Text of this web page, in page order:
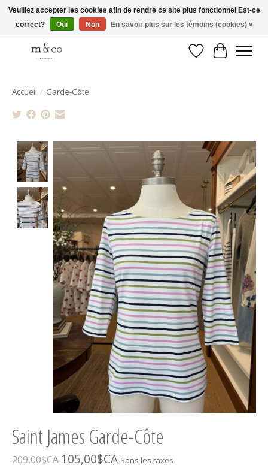
Livraison gratuite avec tout achat de 250$ et plus
Liste dePanier
Accueil / Garde-Côte
Product image slideshow Items
Saint James Garde-Côte
209,00$CA 105,00$CA Sans les taxes
Veuillez accepter les cookies afin de rendre ce site plus fonctionnel Est-ce
correct?
Oui Non En savoir plus sur les témoins (cookies) »